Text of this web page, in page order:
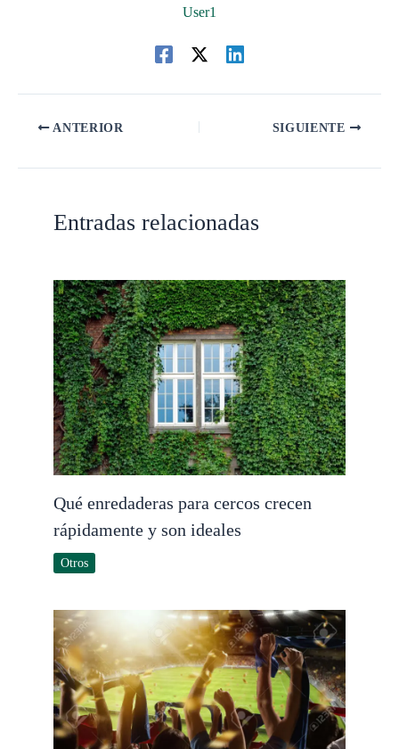
User1
ANTERIOR SIGUIENTE
Entradas relacionadas
Qué enredaderas para cercos crecen
rápidamente y son ideales
Otros